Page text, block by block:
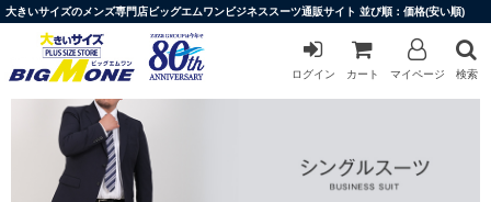
大きいサイズのメンズ専門店ビッグエムワンビジネススーツ通販サイト 並び順：価格(安い順)
ログイン カート マイページ 検索